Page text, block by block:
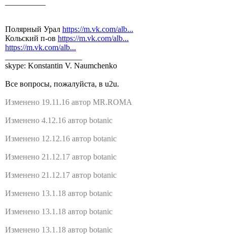
Полярный Урал https://m.vk.com/alb...
Кольский п-ов https://m.vk.com/alb...
https://m.vk.com/alb...
skype: Konstantin V. Naumchenko
Все вопросы, пожалуйста, в u2u.
Изменено 19.11.16 автор MR.ROMA
Изменено 4.12.16 автор botanic
Изменено 12.12.16 автор botanic
Изменено 21.12.17 автор botanic
Изменено 21.12.17 автор botanic
Изменено 13.1.18 автор botanic
Изменено 13.1.18 автор botanic
Изменено 13.1.18 автор botanic